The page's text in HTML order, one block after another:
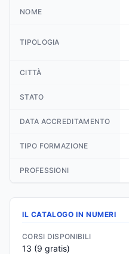
NOME
TIPOLOGIA
CITTÀ
STATO
DATA ACCREDITAMENTO
TIPO FORMAZIONE
PROFESSIONI
IL CATALOGO IN NUMERI
CORSI DISPONIBILI
13 (9 gratis)